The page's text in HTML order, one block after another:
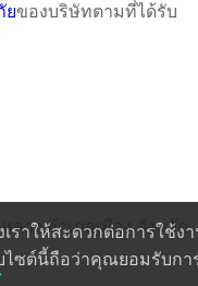
ยของบริษัทตามที่ได้รับ
ลวง อำเภอเมือง จังหวัด
ราให้สะดวกต่อการใช้ง
ไซต์นี้ถือว่าคุณยอมรับกา